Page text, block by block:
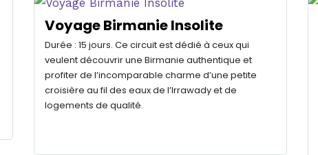
Voyage Birmanie Insolite
Durée : 15 jours. Ce circuit est dédié à ceux qui
veulent découvrir une Birmanie authentique et
profiter de l’incomparable charme d’une petite
croisière au fil des eaux de l’Irrawady et de
logements de qualité.